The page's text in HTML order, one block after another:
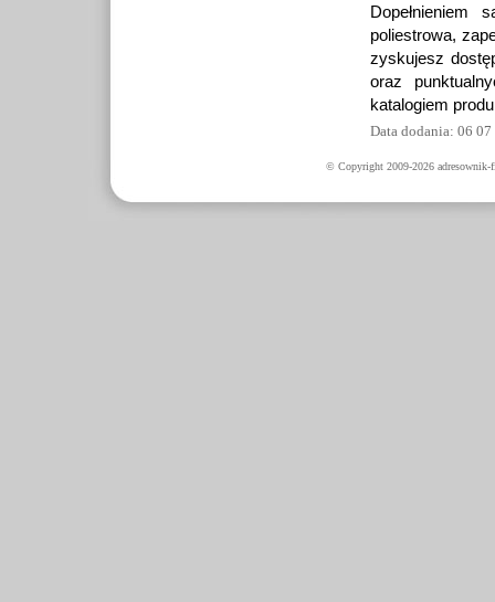
poliestrowa,
zyskujesz
oraz
katalogiem
Data dodania: 06
© Copyright 2009-2026